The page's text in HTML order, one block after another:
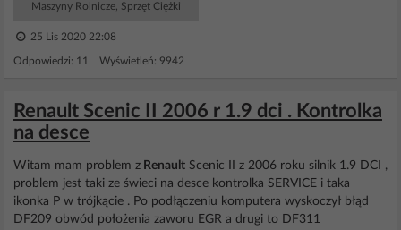
Maszyny Rolnicze, Sprzęt Ciężki
25 Lis 2020 22:08
Odpowiedzi: 11 Wyświetleń: 9942
Renault Scenic II 2006 r 1.9 dci . Kontrolka
na desce
Witam mam problem z Renault Scenic II z 2006 roku silnik 1.9 DCI ,
problem jest taki ze świeci na desce kontrolka SERVICE i taka
ikonka P w trójkącie . Po podłączeniu komputera wyskoczył błąd
DF209 obwód położenia zaworu EGR a drugi to DF311